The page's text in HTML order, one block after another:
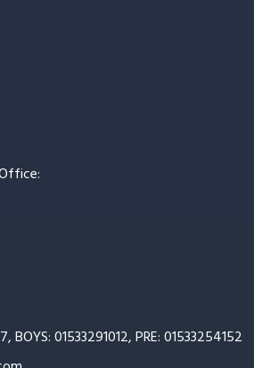
BOYS: 01533291012, PRE: 01533254152